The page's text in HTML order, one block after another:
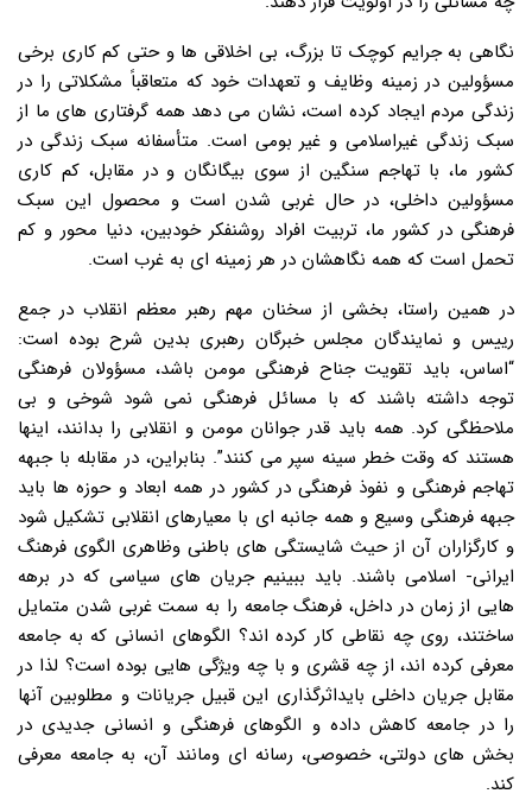
نگاهی به جرایم کوچک تا بزرگ، بی اخلاقی ها و حتی کم کاری برخی
مسؤولین در زمینه وظایف و تعهدات خود که متعاقباً مشکلاتی را در
زندگی مردم ایجاد کرده است، نشان می دهد همه گرفتاری های ما از
سبک زندگی غیراسلامی و غیر بومی است. متأسفانه سبک زندگی در
کشور ما، با تهاجم سنگین از سوی بیگانگان و در مقابل، کم کاری
مسؤولین داخلی، در حال غربی شدن است و محصول این سبک
فرهنگی در کشور ما، تربیت افراد روشنفکر خودبین، دنیا محور و کم
تحمل است که همه نگاهشان در هر زمینه ای به غرب است.
در همین راستا، بخشی از سخنان مهم رهبر معظم انقلاب در جمع
رییس و نمایندگان مجلس خبرگان رهبری بدین شرح بوده است:
“اساس، باید تقویت جناح فرهنگی مومن باشد، مسؤولان فرهنگی
توجه داشته باشند که با مسائل فرهنگی نمی شود شوخی و بی
ملاحظگی کرد. همه باید قدر جوانان مومن و انقلابی را بدانند، اینها
هستند که وقت خطر سینه سپر می کنند”. بنابراین، در مقابله با جبهه
تهاجم فرهنگی و نفوذ فرهنگی در کشور در همه ابعاد و حوزه ها باید
جبهه فرهنگی وسیع و همه جانبه ای با معیارهای انقلابی تشکیل شود
و کارگزاران آن از حیث شایستگی های باطنی وظاهری الگوی فرهنگ
ایرانی- اسلامی باشند. باید ببینیم جریان های سیاسی که در برهه
هایی از زمان در داخل، فرهنگ جامعه را به سمت غربی شدن متمایل
ساختند، روی چه نقاطی کار کرده اند؟ الگوهای انسانی که به جامعه
معرفی کرده اند، از چه قشری و با چه ویژگی هایی بوده است؟ لذا در
مقابل جریان داخلی بایداثرگذاری این قبیل جریانات و مطلوبین آنها
را در جامعه کاهش داده و الگوهای فرهنگی و انسانی جدیدی در
بخش های دولتی، خصوصی، رسانه ای ومانند آن، به جامعه معرفی
کند.